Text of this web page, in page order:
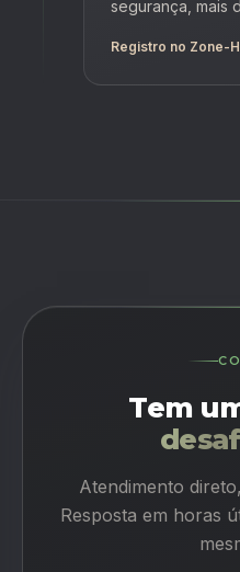
segurança, mais
Registro no Zone-H
Tem
Atendimento
Resposta em horas